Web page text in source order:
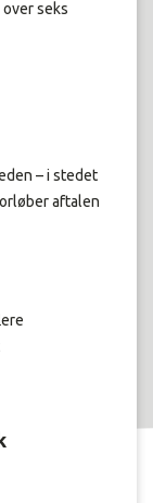
seks
– i stedet
aftalen